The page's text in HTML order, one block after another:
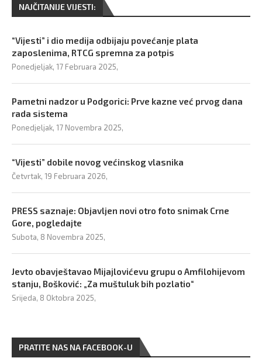
NAJČITANIJE VIJESTI:
“Vijesti” i dio medija odbijaju povećanje plata
zaposlenima, RTCG spremna za potpis
Ponedjeljak, 17 Februara 2025,
Pametni nadzor u Podgorici: Prve kazne već prvog dana
rada sistema
Ponedjeljak, 17 Novembra 2025,
“Vijesti” dobile novog većinskog vlasnika
Četvrtak, 19 Februara 2026,
PRESS saznaje: Objavljen novi otro foto snimak Crne
Gore, pogledajte
Subota, 8 Novembra 2025,
Jevto obavještavao Mijajlovićevu grupu o Amfilohijevom
stanju, Bošković: „Za muštuluk bih pozlatio“
Srijeda, 8 Oktobra 2025,
PRATITE NAS NA FACEBOOK-U